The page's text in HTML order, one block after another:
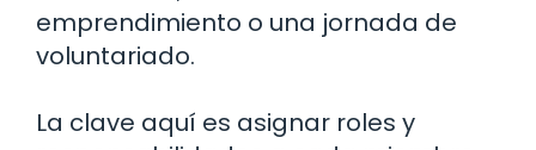
emprendimiento o una jornada de
voluntariado.
La clave aquí es asignar roles y